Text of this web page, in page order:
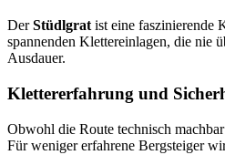
DerStüdlgrat ist eine faszinierende
spannenden Klettereinlagen, die nie
Ausdauer.
Klettererfahrung und
Obwohl die Route technisch
Für weniger erfahrene Bergsteiger